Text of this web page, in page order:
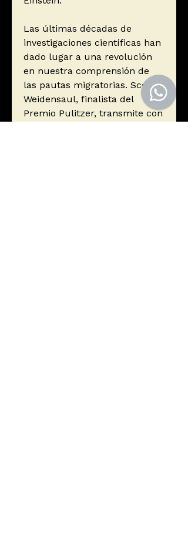
Las últimas décadas de
investigaciones científicas han
dado lugar a una revolución
en nuestra comprensión de
las pautas migratorias. Scott
Weidensaul, finalista del
Premio Pulitzer, transmite con